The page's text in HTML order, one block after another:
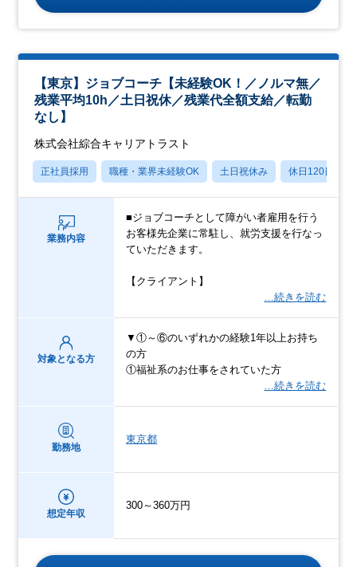
【東京】ジョブコーチ【未経験OK！／ノルマ無／
残業平均10h／土日祝休／残業代全額支給／転勤
なし】
株式会社綜合キャリアトラスト
正社員採用 職種・業界未経験OK 土日祝休み 休日120日以上
業務内容
■ジョブコーチとして障がい者雇用を行う
お客様先企業に常駐し、就労支援を行なっ
ていただきます。
【クライアント】
…続きを読む
対象となる方
▼①～⑥のいずれかの経験1年以上お持ち
の方
①福祉系のお仕事をされていた方
…続きを読む
勤務地
東京都
想定年収
300～360万円